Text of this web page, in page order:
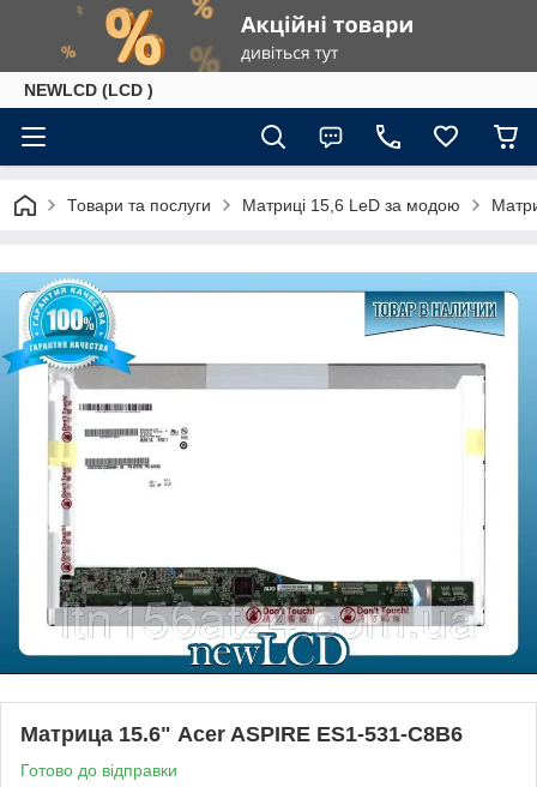
NEWLCD (LCD )
Товари та послуги Матриці 15,6 LeD за модою
Матрица 15.6" Acer ASPIRE ES1-531-C8B6
Готово до відправки